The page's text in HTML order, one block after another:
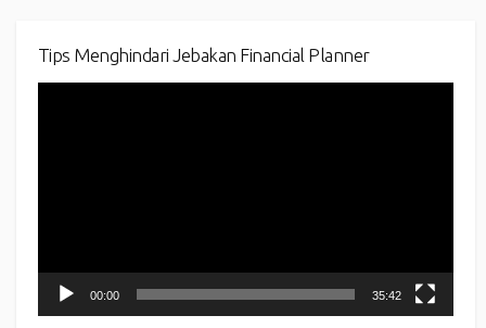
Tips Menghindari Jebakan Financial Planner
00:00 35:42